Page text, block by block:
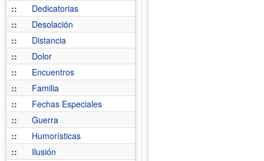
::
Dedicatorias
::
Desolación
::
Distancia
::
Dolor
::
Encuentros
::
Familia
::
Fechas Especiales
::
Guerra
::
Humorísticas
::
Ilusión